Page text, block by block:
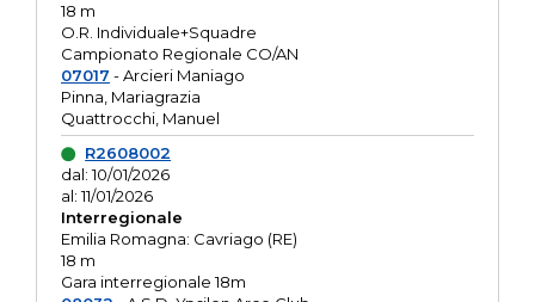
18 m
O.R. Individuale+Squadre
Campionato Regionale CO/AN
07017 - Arcieri Maniago
Pinna, Mariagrazia
Quattrocchi, Manuel
R2608002
dal: 10/01/2026
al: 11/01/2026
Interregionale
Emilia Romagna: Cavriago (RE)
18 m
Gara interregionale 18m